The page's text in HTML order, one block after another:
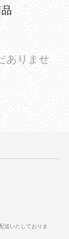
ありませ
送いたしておりま